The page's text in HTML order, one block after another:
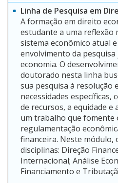
Linha de Pesquisa em
A formação em direito
estudante a uma reflexão
sistema econômico atual
envolvimento da pesquisa
economia. O
doutorado nesta linha
sua pesquisa à resolução
necessidades específicas,
de recursos, a equidade e
um trabalho que fomente
regulamentação
financeira. Neste módulo,
disciplinas: Direção
Internacional; Análise
Financiamento e